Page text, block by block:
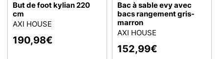
But de foot kylian 220
cm
AXI HOUSE
190,98€
Bac à sable evy avec
bacs rangement gris-
marron
AXI HOUSE
152,99€